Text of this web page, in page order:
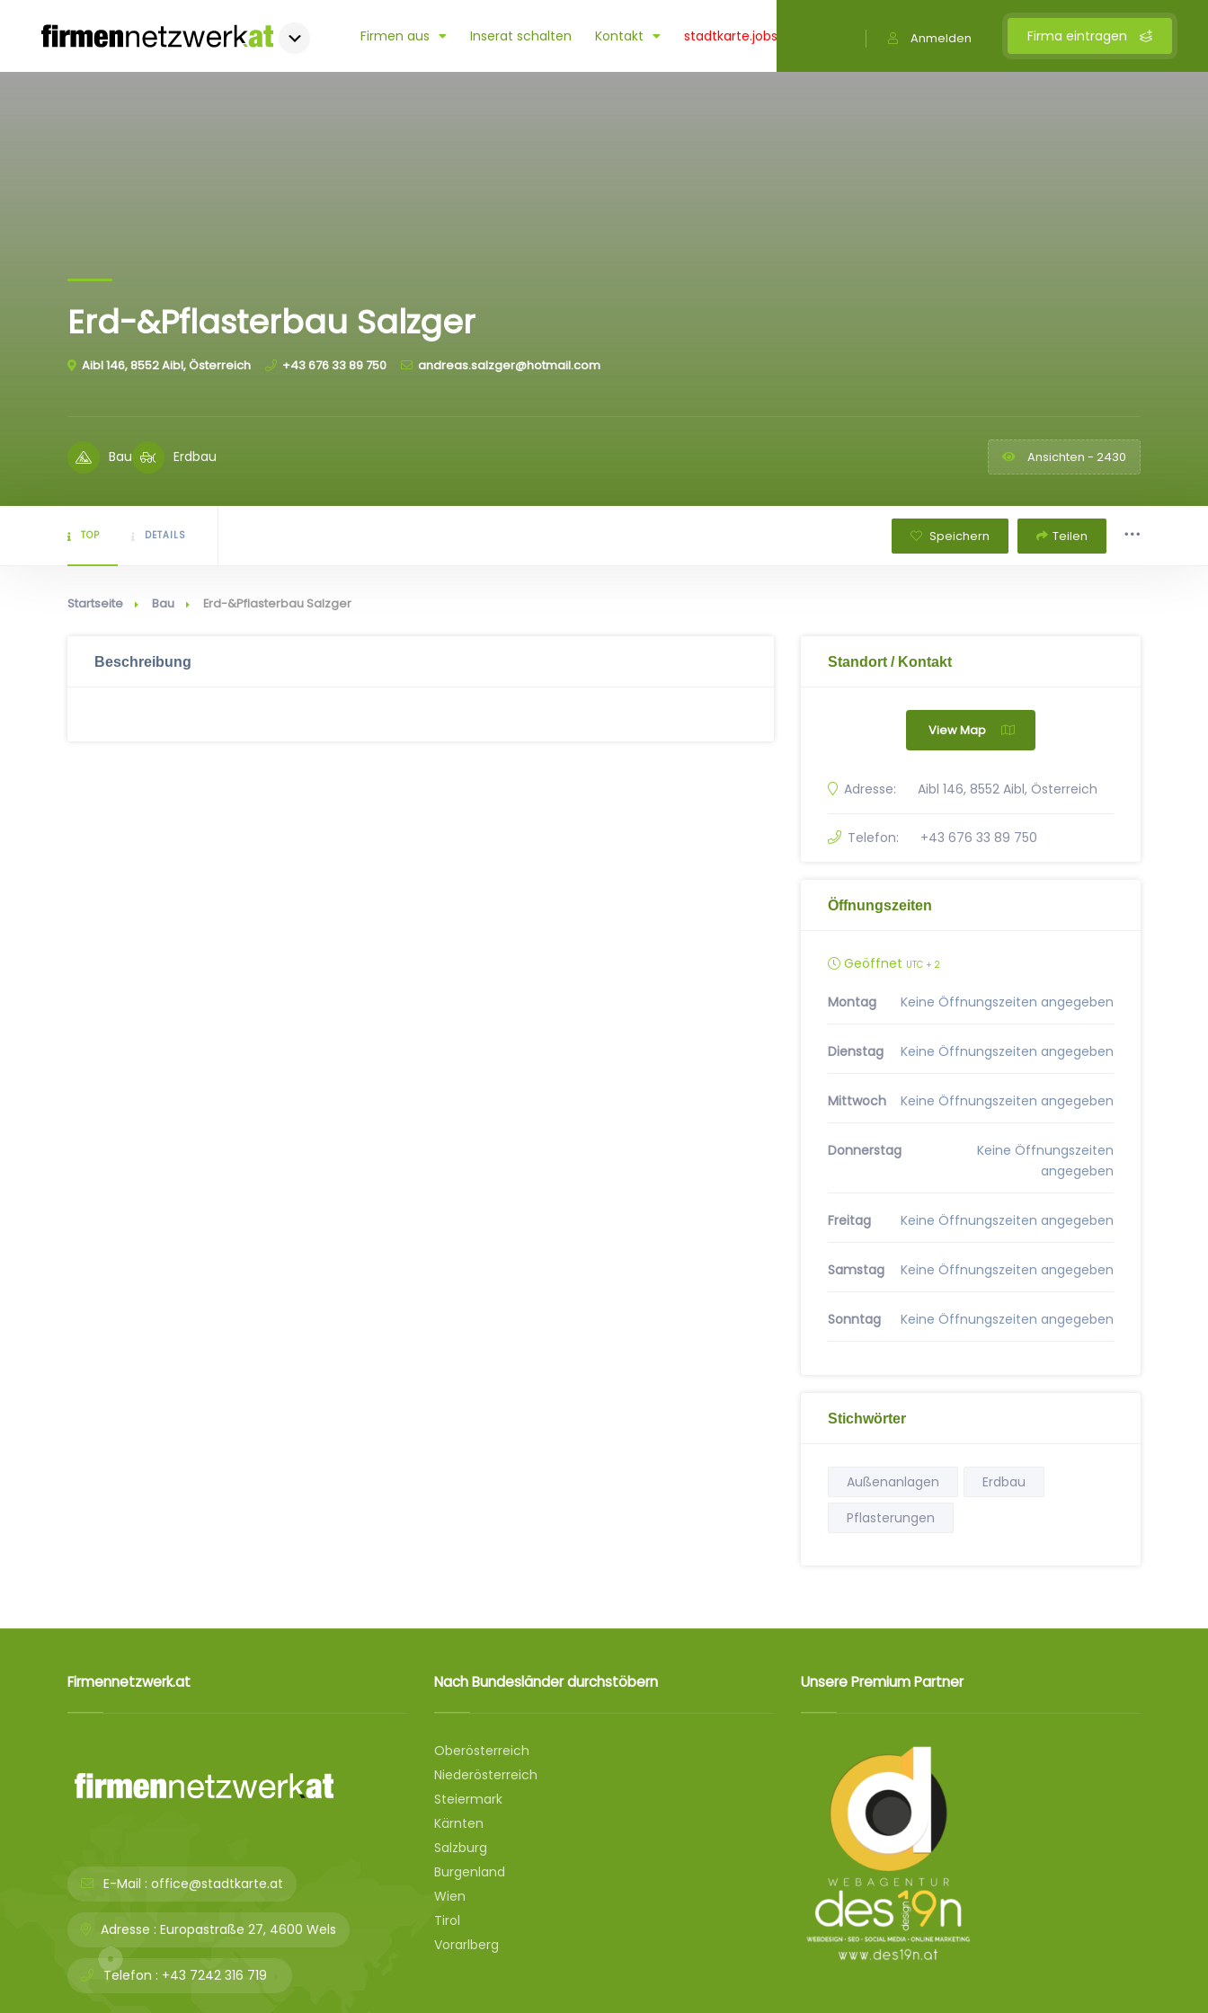
Firma eintragen
Anmelden
Firmen aus Inserat schalten Kontakt stadtkarte.jobs
Erd-&Pflasterbau Salzger
Aibl 146, 8552 Aibl, Österreich +43 676 33 89 750 andreas.salzger@hotmail.com
Bau Erdbau Ansichten - 2430
TOP DETAILS Speichern Teilen
Startseite Bau Erd-&Pflasterbau Salzger
Beschreibung Standort / Kontakt
View Map
Adresse: Aibl 146, 8552 Aibl, Österreich
Telefon: +43 676 33 89 750
Öffnungszeiten
Geöffnet UTC + 2
Montag Keine Öffnungszeiten angegeben
Dienstag Keine Öffnungszeiten angegeben
Mittwoch Keine Öffnungszeiten angegeben
Donnerstag
Keine Öffnungszeiten
angegeben
Freitag Keine Öffnungszeiten angegeben
Samstag Keine Öffnungszeiten angegeben
Sonntag Keine Öffnungszeiten angegeben
Stichwörter
Außenanlagen
Erdbau
Pflasterungen
Firmennetzwerk.at
E-Mail : office@stadtkarte.at
Adresse : Europastraße 27, 4600 Wels
Telefon : +43 7242 316 719
Nach Bundesländer durchstöbern
Oberösterreich
Niederösterreich
Steiermark
Kärnten
Salzburg
Burgenland
Wien
Tirol
Vorarlberg
Unsere Premium Partner